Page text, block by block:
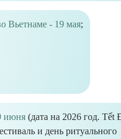
Вьетнаме - 19 мая;
июня (дата на 2026 год. Tết
и день ритуального